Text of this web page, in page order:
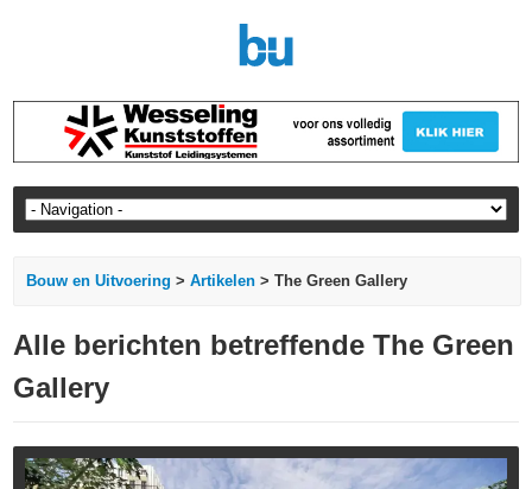
Bouw en Uitvoering >Artikelen > The Green Gallery
Alle berichten betreffende The Green
Gallery